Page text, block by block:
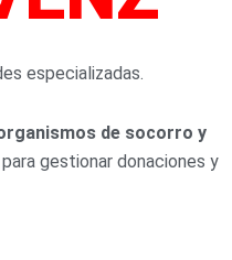
especializadas.
de socorro y
gestionar donaciones y